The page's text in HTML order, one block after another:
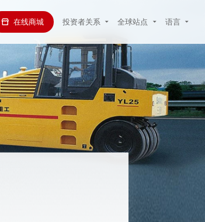
在线商城 投资者关系 全球站点 语言